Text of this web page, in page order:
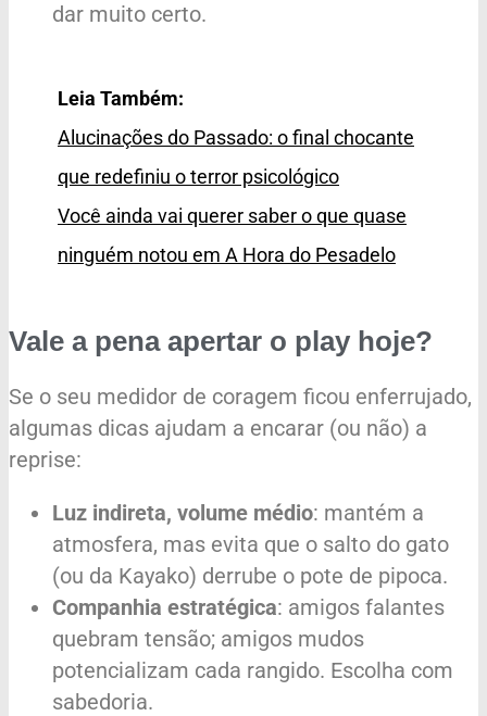
dar muito certo.
Leia Também:
Alucinações do Passado: o final chocante
que redefiniu o terror psicológico
Você ainda vai querer saber o que quase
ninguém notou em A Hora do Pesadelo
Vale a pena apertar o play hoje?
Se o seu medidor de coragem ficou enferrujado,
algumas dicas ajudam a encarar (ou não) a
reprise:
Luz indireta, volume médio: mantém a
atmosfera, mas evita que o salto do gato
(ou da Kayako) derrube o pote de pipoca.
Companhia estratégica: amigos falantes
quebram tensão; amigos mudos
potencializam cada rangido. Escolha com
sabedoria.